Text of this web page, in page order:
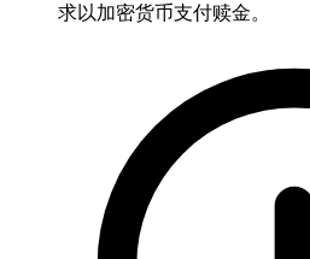
求以加密货币支付赎金。